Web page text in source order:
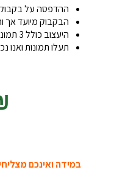
ההדפסה על בקבוק פחית
הבקבוק מיועד אך
היעצוב כולל 3 תמונות ושם של ילדה/ילד
תעלו תמונות ואנו
במידה ואינכם